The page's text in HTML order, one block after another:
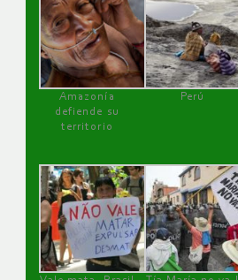
Amazonía
defiende su
territorio
Perú